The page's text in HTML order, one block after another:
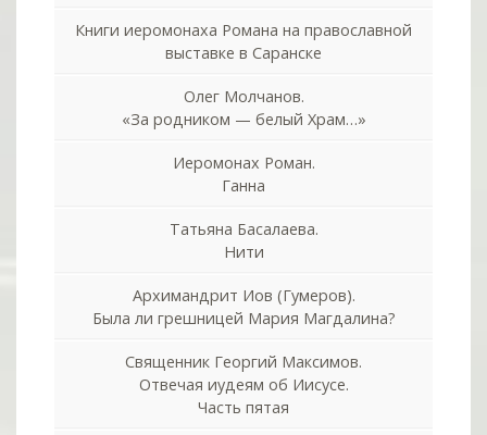
Книги иеромонаха Романа на православной
выставке в Саранске
Олег Молчанов.
«За родником — белый Храм…»
Иеромонах Роман.
Ганна
Татьяна Басалаева.
Нити
Архимандрит Иов (Гумеров).
Была ли грешницей Мария Магдалина?
Священник Георгий Максимов.
Отвечая иудеям об Иисусе.
Часть пятая